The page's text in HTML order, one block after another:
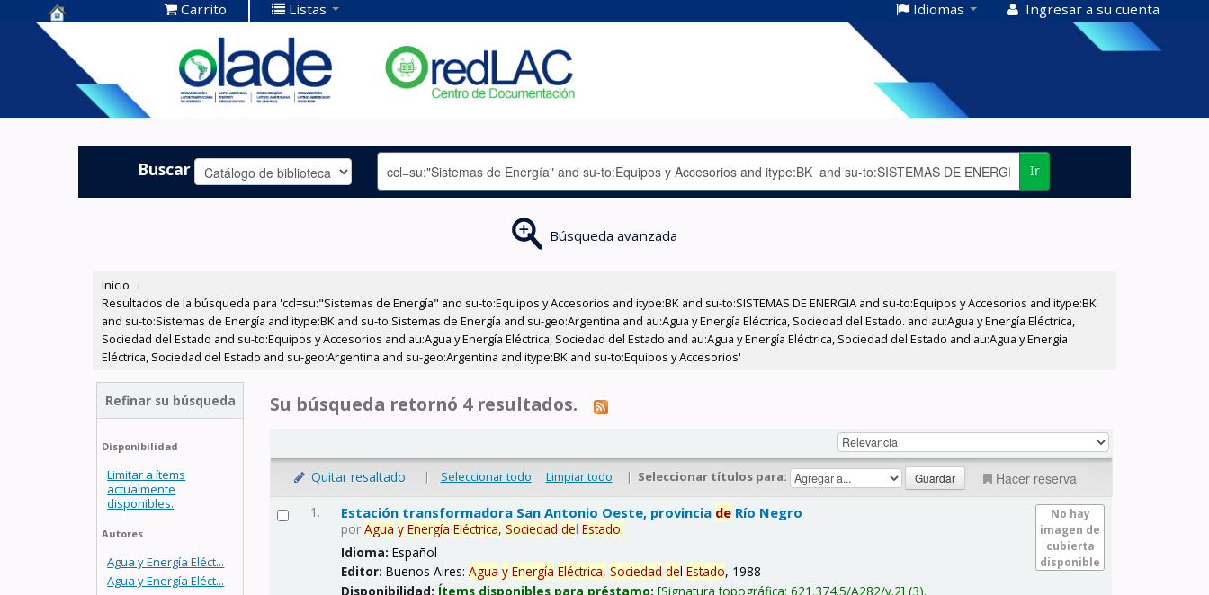
Centro de
Documentación
OLADE -
Carrito Listas Idiomas Ingresar a su cuenta
Buscar Ir
Búsqueda avanzada
Inicio ›
Resultados de la búsqueda para 'ccl=su:"Sistemas de Energía" and su-to:Equipos y Accesorios and itype:BK and su-to:SISTEMAS DE ENERGIA and su-to:Equipos y Accesorios and itype:BK
and su-to:Sistemas de Energía and itype:BK and su-to:Sistemas de Energía and su-geo:Argentina and au:Agua y Energía Eléctrica, Sociedad del Estado. and au:Agua y Energía Eléctrica,
Sociedad del Estado and su-to:Equipos y Accesorios and au:Agua y Energía Eléctrica, Sociedad del Estado and au:Agua y Energía Eléctrica, Sociedad del Estado and au:Agua y Energía
Eléctrica, Sociedad del Estado and su-geo:Argentina and su-geo:Argentina and itype:BK and su-to:Equipos y Accesorios'
Refinar su búsqueda
Disponibilidad
Limitar a ítems
actualmente
disponibles.
Autores
Agua y Energía Eléct...
Agua y Energía Eléct...
Su búsqueda retornó 4 resultados.
Quitar resaltado | Seleccionar todo Limpiar todo | Seleccionar títulos para: Hacer reserva
1.
No hay
imagen de
cubierta
disponible
Estación transformadora San Antonio Oeste, provincia de Río Negro
porAgua y Energía Eléctrica, Sociedad delEstado.
Idioma:Español
Editor:Buenos Aires:Agua y Energía Eléctrica, Sociedad delEstado, 1988
Disponibilidad: Ítems disponibles para préstamo: Signatura topográfica:621.374.5/A282/v.2 (3).